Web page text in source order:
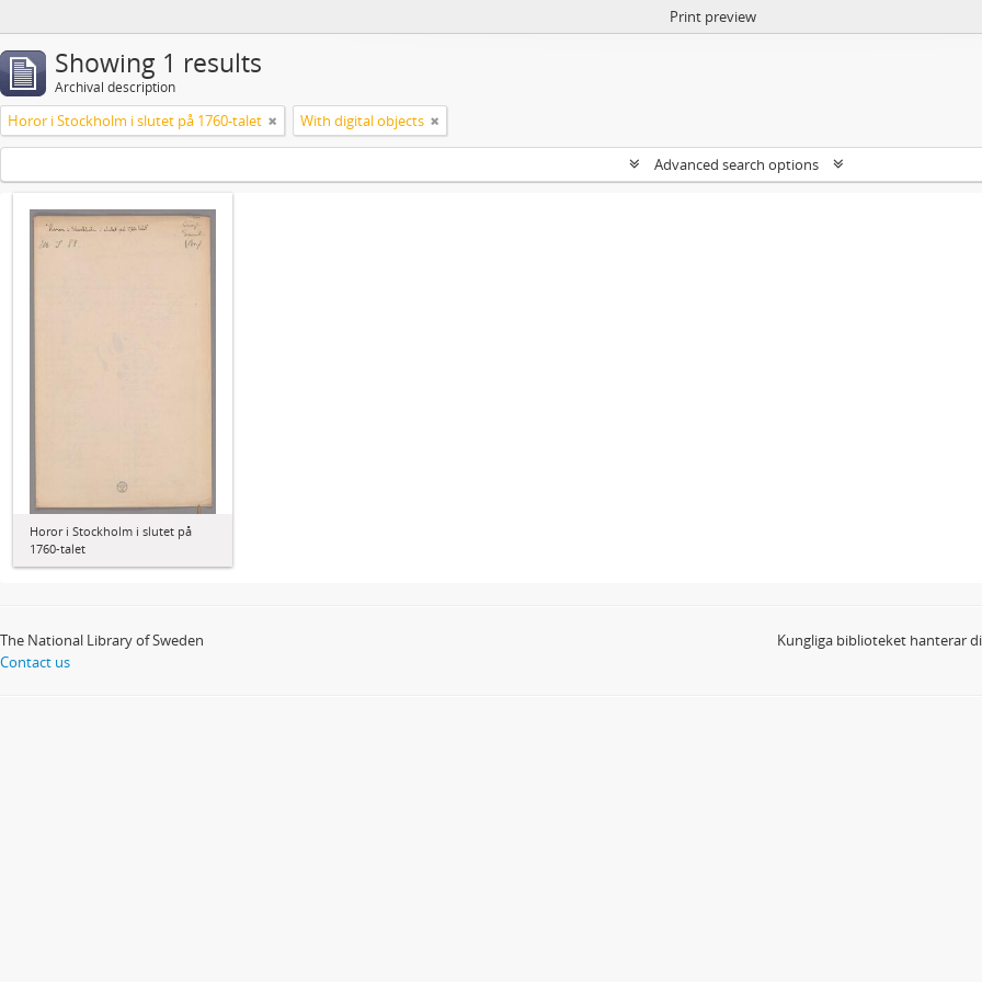
Print preview
Showing 1 results
Archival description
Horor i Stockholm i slutet på 1760-talet With digital objects
Advanced search options
Horor i Stockholm i slutet på
1760-talet
The National Library of Sweden
Contact us
Kungliga biblioteket hanterar